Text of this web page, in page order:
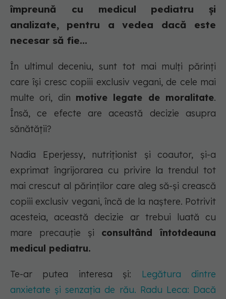
împreună cu medicul pediatru și
analizate, pentru a vedea dacă este
necesar să fie...
În ultimul deceniu, sunt tot mai mulți părinți
care își cresc copiii exclusiv vegani, de cele mai
multe ori, din motive legate de moralitate.
Însă, ce efecte are această decizie asupra
sănătății?
Nadia Eperjessy, nutriționist și coautor, și-a
exprimat îngrijorarea cu privire la trendul tot
mai crescut al părinților care aleg să-și crească
copiii exclusiv vegani, încă de la naștere. Potrivit
acesteia, această decizie ar trebui luată cu
mare precauție și consultând întotdeauna
medicul pediatru.
Te-ar putea interesa și: Legătura dintre
anxietate și senzația de rău. Radu Leca: Dacă